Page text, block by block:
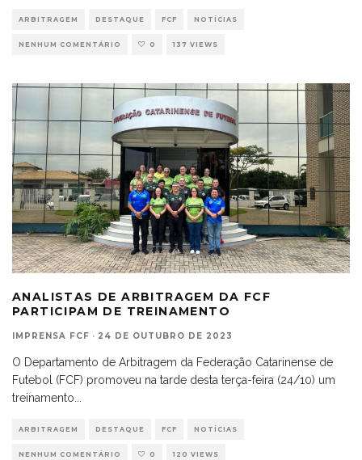
ARBITRAGEM DESTAQUE FCF NOTÍCIAS
NENHUM COMENTÁRIO 0 137 VIEWS
ANALISTAS DE ARBITRAGEM DA FCF
PARTICIPAM DE TREINAMENTO
IMPRENSA FCF · 24 DE OUTUBRO DE 2023
O Departamento de Arbitragem da Federação Catarinense de
Futebol (FCF) promoveu na tarde desta terça-feira (24/10) um
treinamento...
ARBITRAGEM DESTAQUE FCF NOTÍCIAS
NENHUM COMENTÁRIO 0 120 VIEWS